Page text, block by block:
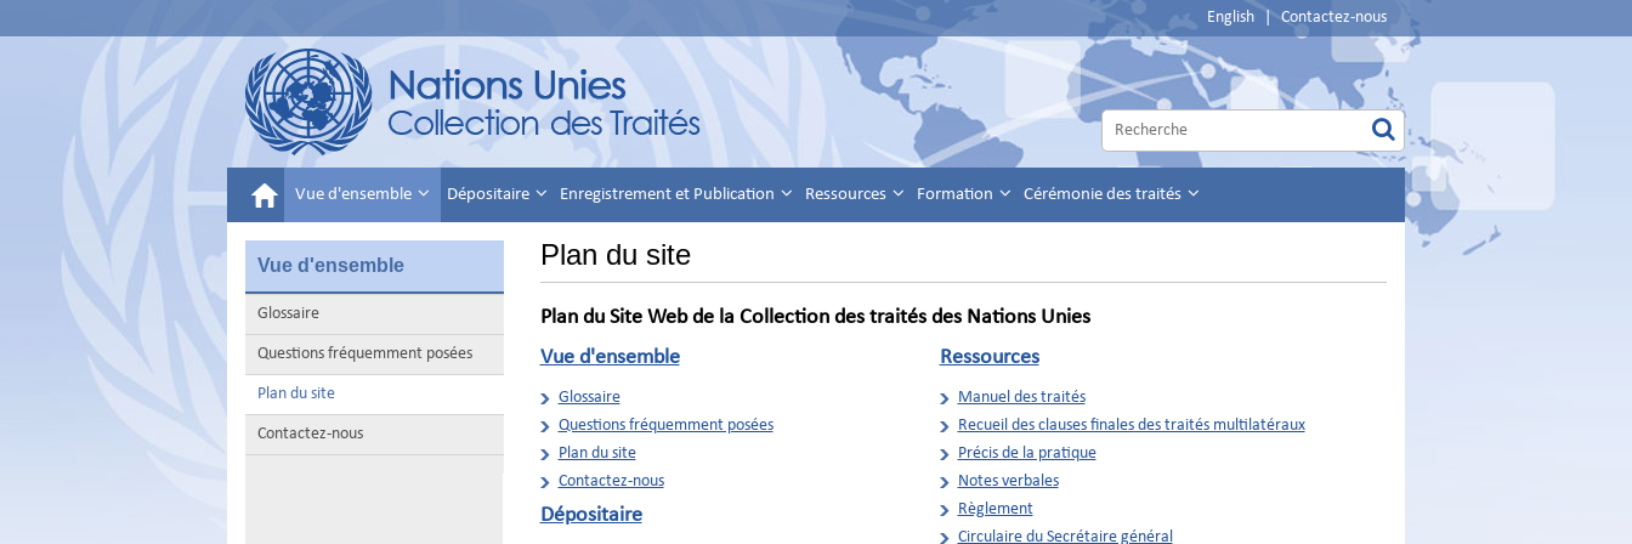
English | Contactez-nous
Vue d'ensemble Dépositaire Enregistrement et Publication Ressources Formation Cérémonie des traités
Vue d'ensemble
Glossaire
Questions fréquemment posées
Plan du site
Contactez-nous
Plan du site
Plan du Site Web de la Collection des traités des Nations Unies
Vue d'ensemble
Glossaire
Questions fréquemment posées
Plan du site
Contactez-nous
Dépositaire
Ressources
Manuel des traités
Recueil des clauses finales des traités multilatéraux
Précis de la pratique
Notes verbales
Règlement
Circulaire du Secrétaire général